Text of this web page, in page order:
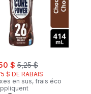
$ , formerly:
5,25 $
$ DE RABAIS
en sus, frais éco